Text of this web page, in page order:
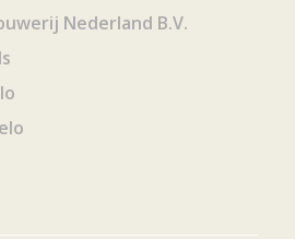
Nederland B.V.